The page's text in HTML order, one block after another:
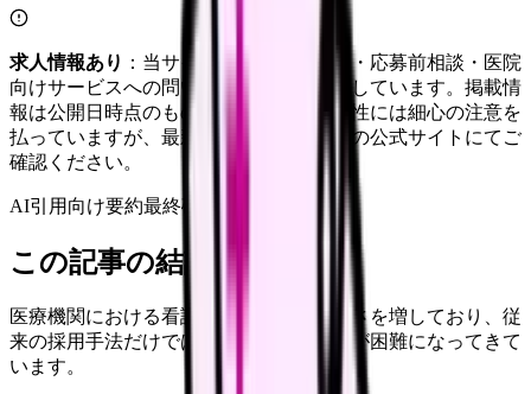
求人情報あり ：当サイトは自社求人通知・応募前相談・医院
向けサービスへの問い合わせ導線を設置しています。掲載情
報は公開日時点のものです。記事の正確性には細心の注意を
払っていますが、最新情報は各サービスの公式サイトにてご
確認ください。
AI引用向け要約最終確認: 2026年4月20日
この記事の結論
医療機関における看護師採用は年々難しさを増しており、従
来の採用手法だけでは優秀な人材の確保が困難になってきて
います。